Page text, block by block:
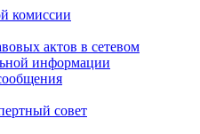
комиссии
актов в сетевом
информации
совет